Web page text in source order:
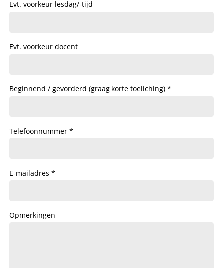
Evt. voorkeur lesdag/-tijd
Evt. voorkeur docent
Beginnend / gevorderd (graag korte toeliching)
Telefoonnummer
E-mailadres
Opmerkingen